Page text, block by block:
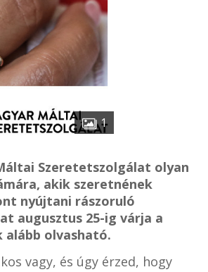
1
Szeretetszolgálat olyan
akik szeretnének
nyújtani rászoruló
augusztus 25-ig várja a
alább olvasható.
vagy, és úgy érzed, hogy